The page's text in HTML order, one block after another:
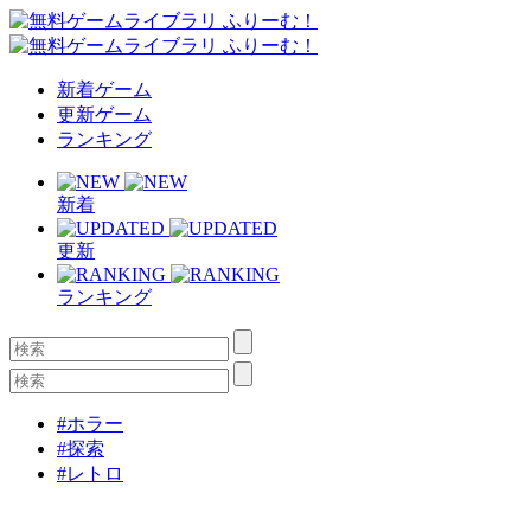
新着ゲーム
更新ゲーム
ランキング
新着
更新
ランキング
#ホラー
#探索
#レトロ